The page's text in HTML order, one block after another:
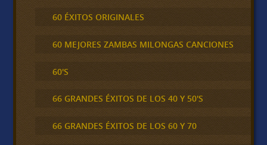
60 ÉXITOS ORIGINALES
60 MEJORES ZAMBAS MILONGAS CANCIONES
60'S
66 GRANDES ÉXITOS DE LOS 40 Y 50'S
66 GRANDES ÉXITOS DE LOS 60 Y 70